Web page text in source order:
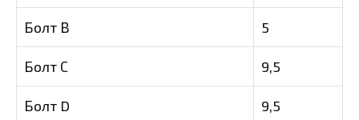
Болт В 5
Болт С 9,5
Болт D 9,5